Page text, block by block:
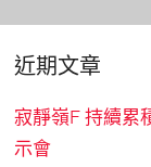
近期文章
寂靜嶺F 持續累
示會